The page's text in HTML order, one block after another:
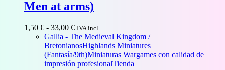
Men at arms)
1,50 € - 33,00 €Rango
de
precios:
desde
1,50 €
IVA incl.
Gallia - The Medieval Kingdom /
BretonianosHighlands Miniatures
(Fantasía/9th)Miniaturas Wargames con calidad de
impresión profesionalTienda